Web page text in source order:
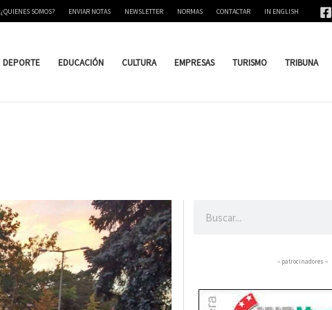
¿QUIENES SOMOS? ENVIAR NOTAS NEWSLETTER NORMAS CONTACTAR IN ENGLISH
DEPORTE EDUCACIÓN CULTURA EMPRESAS TURISMO TRIBUNA
– patrocinadores –